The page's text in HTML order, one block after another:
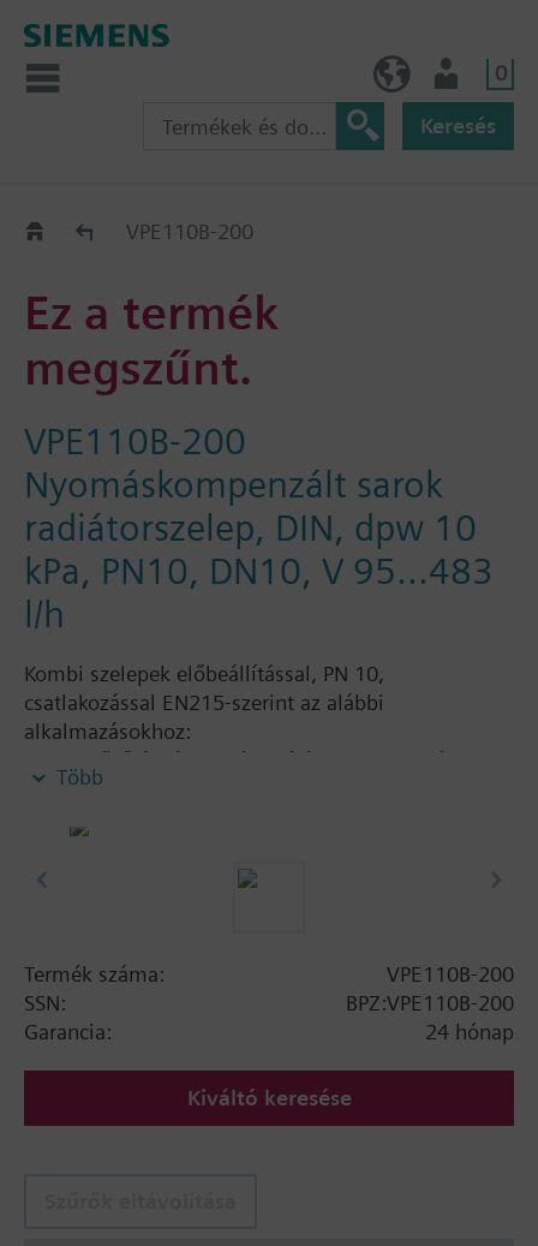
0
Keresés
Régi-Új Kiváltási segédlet
VPE110B-200
Ez a termék
megszűnt.
VPE110B-200
Nyomáskompenzált sarok
radiátorszelep, DIN, dpw 10
kPa, PN10, DN10, V 95...483
l/h
Kombi szelepek előbeállítással, PN 10,
csatlakozással EN215-szerint az alábbi
alkalmazásokhoz:
szellőző és légkondícionáló rendszerek vízoldali
szabályozására és hőleadók automatikus
Zárt körökhöz
További információ
Engedélyezett közeg: víz (VDI 2035-szerint),
fagyvállóval kevert víz
A szelepek szabályozhatók Siemens SSA.. / STA.. és
Több
Termék száma:
VPE110B-200
SSN:
BPZ:VPE110B-200
Garancia:
24 hónap
Kiváltó keresése